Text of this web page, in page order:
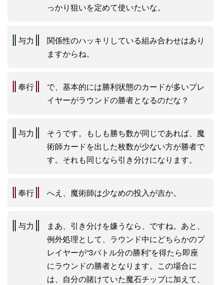
っかり狙いを定めて使いたいな。
与力
関係性のハッキリしている組み合わせはあり
ますからね。
奉行
で、基本的には勝利状態のカードが多いプレ
イヤーがラウンドの勝者となるのだな？
与力
そうです。もしも勝ち数が同じであれば、魔
術師カードを出した枚数が少ない方が勝者で
す。それも同じなら引き分けになります。
奉行 へえ、魔術師は少なめの投入が吉か。
与力
まあ、引き分けを嫌うなら、ですね。あと、
例外処理として、ラウンド中にどちらかのプ
レイヤーが“3バトル分の勝利”を得たら即座
にラウンドの勝者となります。この場合に
は、自分の賭けていた魔石チップに加えて、